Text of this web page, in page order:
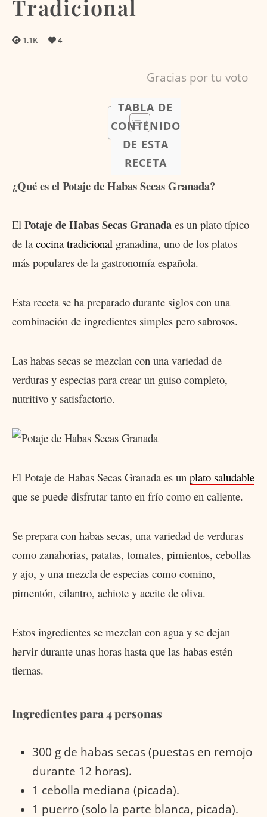
Tradicional
1.1K 4
Gracias por tu voto
TABLA DE
CONTENIDO
DE ESTA
RECETA
¿Qué es el Potaje de Habas Secas Granada?
El Potaje de Habas Secas Granada es un plato típico
de la cocina tradicional granadina, uno de los platos
más populares de la gastronomía española.
Esta receta se ha preparado durante siglos con una
combinación de ingredientes simples pero sabrosos.
Las habas secas se mezclan con una variedad de
verduras y especias para crear un guiso completo,
nutritivo y satisfactorio.
El Potaje de Habas Secas Granada es un plato saludable
que se puede disfrutar tanto en frío como en caliente.
Se prepara con habas secas, una variedad de verduras
como zanahorias, patatas, tomates, pimientos, cebollas
y ajo, y una mezcla de especias como comino,
pimentón, cilantro, achiote y aceite de oliva.
Estos ingredientes se mezclan con agua y se dejan
hervir durante unas horas hasta que las habas estén
tiernas.
Ingredientes para 4 personas
300 g de habas secas (puestas en remojo
durante 12 horas).
1 cebolla mediana (picada).
1 puerro (solo la parte blanca, picada).